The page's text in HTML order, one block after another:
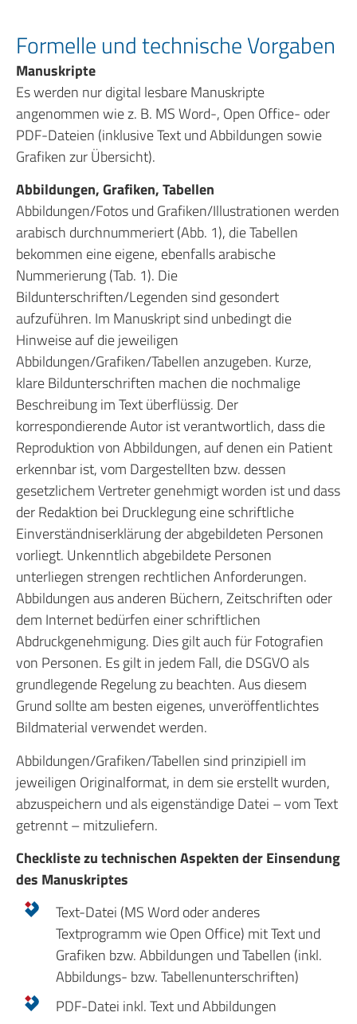
Formelle und technische Vorgaben
Manuskripte
Es werden nur digital lesbare Manuskripte
angenommen wie z. B. MS Word-, Open Office- oder
PDF-Dateien (inklusive Text und Abbildungen sowie
Grafiken zur Übersicht).
Abbildungen, Grafiken, Tabellen
Abbildungen/Fotos und Grafiken/Illustrationen werden
arabisch durchnummeriert (Abb. 1), die Tabellen
bekommen eine eigene, ebenfalls arabische
Nummerierung (Tab. 1). Die
Bildunterschriften/Legenden sind gesondert
aufzuführen. Im Manuskript sind unbedingt die
Hinweise auf die jeweiligen
Abbildungen/Grafiken/Tabellen anzugeben. Kurze,
klare Bildunterschriften machen die nochmalige
Beschreibung im Text überflüssig. Der
korrespondierende Autor ist verantwortlich, dass die
Reproduktion von Abbildungen, auf denen ein Patient
erkennbar ist, vom Dargestellten bzw. dessen
gesetzlichem Vertreter genehmigt worden ist und dass
der Redaktion bei Drucklegung eine schriftliche
Einverständniserklärung der abgebildeten Personen
vorliegt. Unkenntlich abgebildete Personen
unterliegen strengen rechtlichen Anforderungen.
Abbildungen aus anderen Büchern, Zeitschriften oder
dem Internet bedürfen einer schriftlichen
Abdruckgenehmigung. Dies gilt auch für Fotografien
von Personen. Es gilt in jedem Fall, die DSGVO als
grundlegende Regelung zu beachten. Aus diesem
Grund sollte am besten eigenes, unveröffentlichtes
Bildmaterial verwendet werden.
Abbildungen/Grafiken/Tabellen sind prinzipiell im
jeweiligen Originalformat, in dem sie erstellt wurden,
abzuspeichern und als eigenständige Datei – vom Text
getrennt – mitzuliefern.
Checkliste zu technischen Aspekten der Einsendung
des Manuskriptes
Text-Datei (MS Word oder anderes
Textprogramm wie Open Office) mit Text und
Grafiken bzw. Abbildungen und Tabellen (inkl.
Abbildungs- bzw. Tabellenunterschriften)
PDF-Datei inkl. Text und Abbildungen